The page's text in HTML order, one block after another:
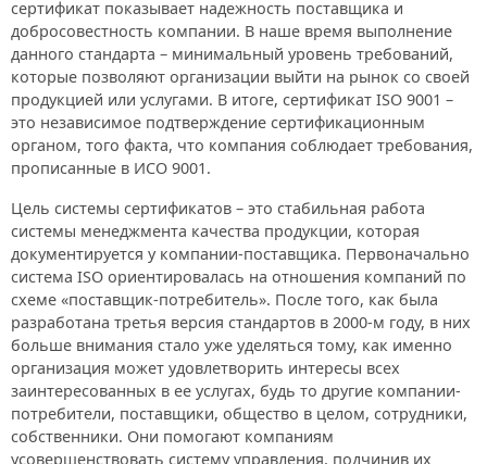
сертификат показывает надежность поставщика и
добросовестность компании. В наше время выполнение
данного стандарта – минимальный уровень требований,
которые позволяют организации выйти на рынок со своей
продукцией или услугами. В итоге, сертификат ISO 9001 –
это независимое подтверждение сертификационным
органом, того факта, что компания соблюдает требования,
прописанные в ИСО 9001.
Цель системы сертификатов – это стабильная работа
системы менеджмента качества продукции, которая
документируется у компании-поставщика. Первоначально
система ISO ориентировалась на отношения компаний по
схеме «поставщик-потребитель». После того, как была
разработана третья версия стандартов в 2000-м году, в них
больше внимания стало уже уделяться тому, как именно
организация может удовлетворить интересы всех
заинтересованных в ее услугах, будь то другие компании-
потребители, поставщики, общество в целом, сотрудники,
собственники. Они помогают компаниям
усовершенствовать систему управления, подчинив их